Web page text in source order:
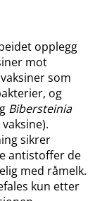
opplegg
mot
som
og
Bibersteinia
sikrer
antistoffer de
med råmelk.
kun etter